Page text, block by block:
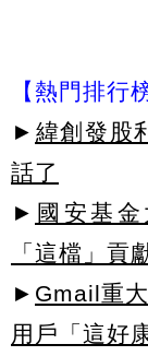
【熱門排行
► 緯創發股
話了
► 國安基
「這檔」貢
► Gmail重
用戶「這好